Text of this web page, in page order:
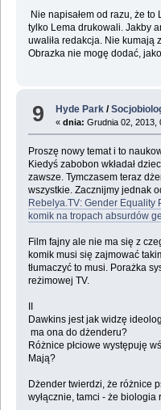
Nie napisałem od razu, że
tylko Lema drukowali. Jakby
uwaliła redakcja. Nie kumają
Obrazka nie mogę dodać,
9 Hyde Park /
«dnia: Grudnia 02, 2013,
Proszę nowy temat i to
Kiedyś zabobon wkładał
zawsze. Tymczasem teraz
wszystkie. Zacznijmy jednak
Rebelya.TV: Gender Equality
komik na tropach absurdów
Film fajny ale nie ma się z
komik musi się zajmować
tłumaczyć to musi. Porażka
reżimowej TV.
Dawkins jest jak widzę
ma ona do dżenderu?
Różnice płciowe występuję
Mają?
Dżender twierdzi, że różnice
wyłącznie, tamci - że biologia